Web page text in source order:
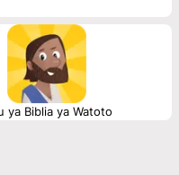
ya Biblia ya Watoto